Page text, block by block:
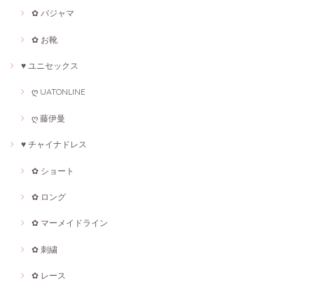
✿ パジャマ
✿ お靴
♥ ユニセックス
ღ UATONLINE
ღ 藤伊曼
♥ チャイナドレス
✿ ショート
✿ ロング
✿ マーメイドライン
✿ 刺繍
✿ レース